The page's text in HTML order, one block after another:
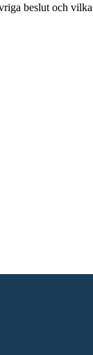
beslut och